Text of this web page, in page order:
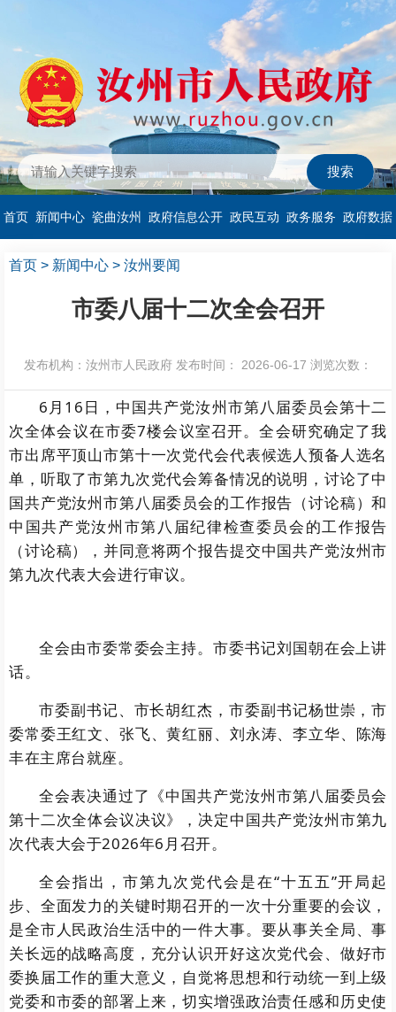
首页 新闻中心 瓷曲汝州 政府信息公开 政民互动 政务服务 政府数据
首页 > 新闻中心 > 汝州要闻
市委八届十二次全会召开
发布机构：汝州市人民政府 发布时间： 2026-06-17 浏览次数：
6月16日，中国共产党汝州市第八届委员会第十二
次全体会议在市委7楼会议室召开。全会研究确定了我
市出席平顶山市第十一次党代会代表候选人预备人选名
单，听取了市第九次党代会筹备情况的说明，讨论了中
国共产党汝州市第八届委员会的工作报告（讨论稿）和
中国共产党汝州市第八届纪律检查委员会的工作报告
（讨论稿），并同意将两个报告提交中国共产党汝州市
第九次代表大会进行审议。
全会由市委常委会主持。市委书记刘国朝在会上讲
话。
市委副书记、市长胡红杰，市委副书记杨世崇，市
委常委王红文、张飞、黄红丽、刘永涛、李立华、陈海
丰在主席台就座。
全会表决通过了《中国共产党汝州市第八届委员会
第十二次全体会议决议》，决定中国共产党汝州市第九
次代表大会于2026年6月召开。
全会指出，市第九次党代会是在“十五五”开局起
步、全面发力的关键时期召开的一次十分重要的会议，
是全市人民政治生活中的一件大事。要从事关全局、事
关长远的战略高度，充分认识开好这次党代会、做好市
委换届工作的重大意义，自觉将思想和行动统一到上级
党委和市委的部署上来，切实增强政治责任感和历史使